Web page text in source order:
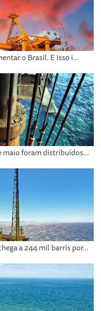
o Brasil. E isso i...
maio foram distribuídos...
a 244 mil barris por...